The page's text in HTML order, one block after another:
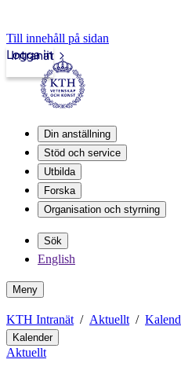
Till innehåll på sidan
Intranät
Logga in
Din anställning
Stöd och service
Utbilda
Forska
Organisation och styrning
Sök
English
Meny
KTH Intranät Aktuellt
Kalender
Aktuellt